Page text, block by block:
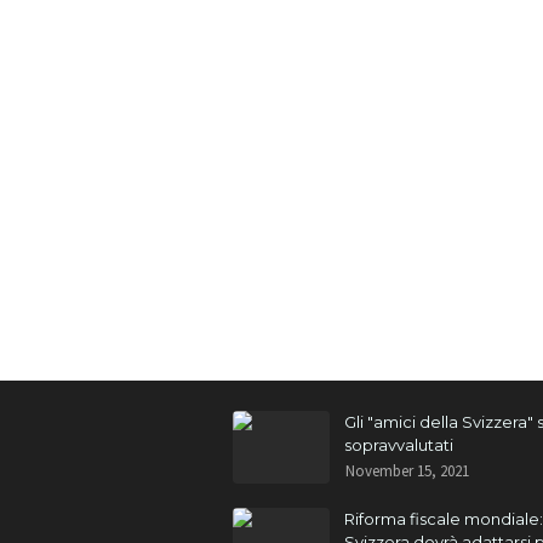
Gli "amici della Svizzera"
sopravvalutati
November 15, 2021
Riforma fiscale